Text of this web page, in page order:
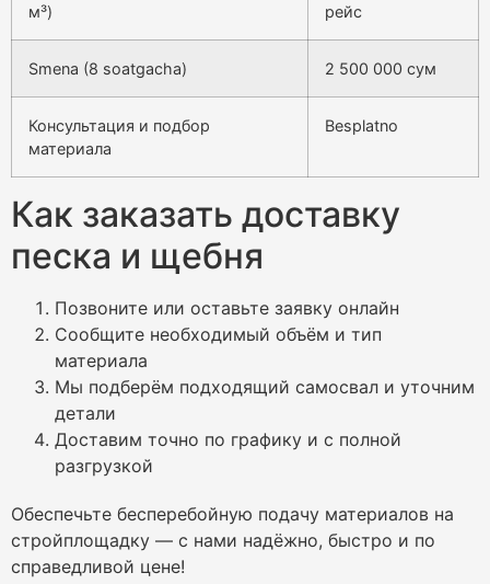
м³)
рейс
Smena (8 soatgacha) 2 500 000 сум
Консультация и подбор
материала
Besplatno
Как заказать доставку
песка и щебня
Позвоните или оставьте заявку онлайн
Сообщите необходимый объём и тип
материала
Мы подберём подходящий самосвал и уточним
детали
Доставим точно по графику и с полной
разгрузкой
Обеспечьте бесперебойную подачу материалов на
стройплощадку — с нами надёжно, быстро и по
справедливой цене!